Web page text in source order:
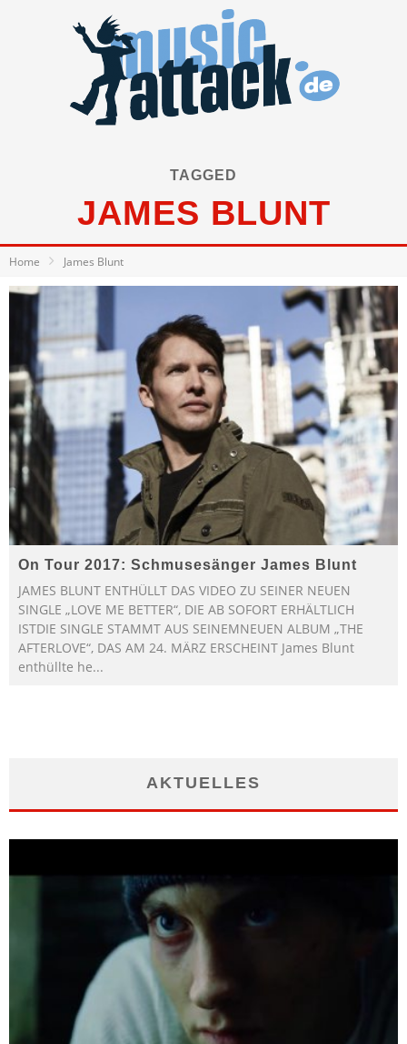
TAGGED
JAMES BLUNT
Home James Blunt
On Tour 2017: Schmusesänger James Blunt
JAMES BLUNT ENTHÜLLT DAS VIDEO ZU SEINER NEUEN
SINGLE „LOVE ME BETTER“, DIE AB SOFORT ERHÄLTLICH
ISTDIE SINGLE STAMMT AUS SEINEMNEUEN ALBUM „THE
AFTERLOVE“, DAS AM 24. MÄRZ ERSCHEINT James Blunt
enthüllte he...
AKTUELLES